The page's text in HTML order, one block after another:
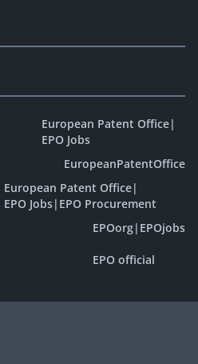
European Patent Office|
EPO Jobs
EuropeanPatentOffice
European Patent Office|
EPO Jobs| EPO Procurement
EPOorg| EPOjobs
EPO official